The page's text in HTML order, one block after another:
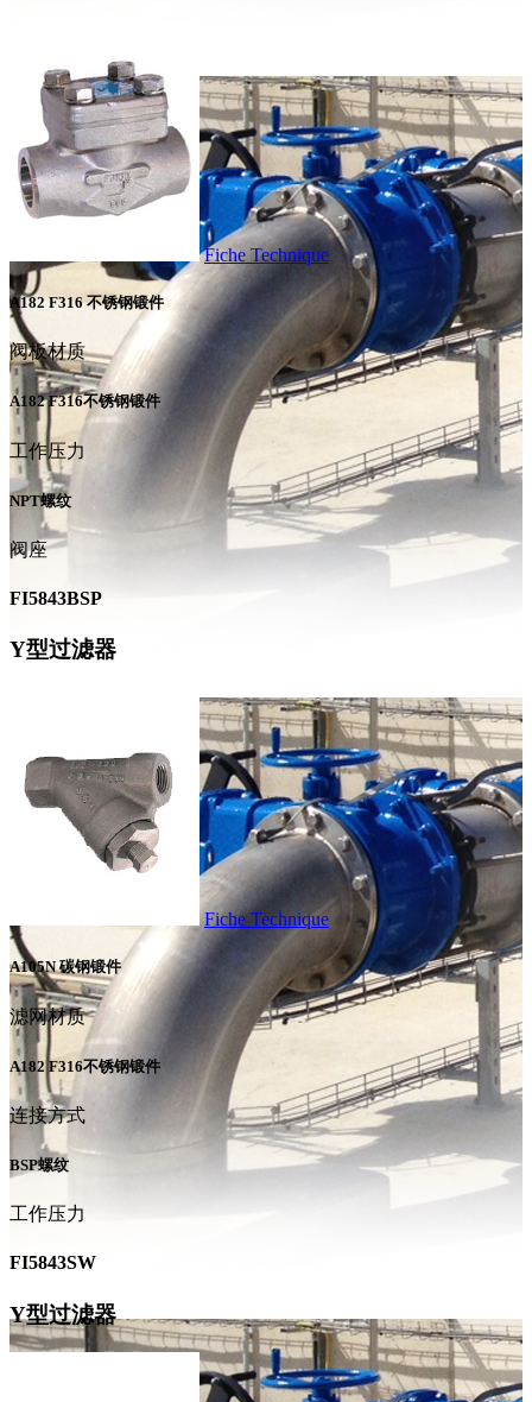
Fiche Technique
A182 F316 不锈钢锻件
阀板材质
A182 F316不锈钢锻件
工作压力
NPT螺纹
阀座
FI5843BSP
Y型过滤器
Fiche Technique
A105N 碳钢锻件
滤网材质
A182 F316不锈钢锻件
连接方式
BSP螺纹
工作压力
FI5843SW
Y型过滤器